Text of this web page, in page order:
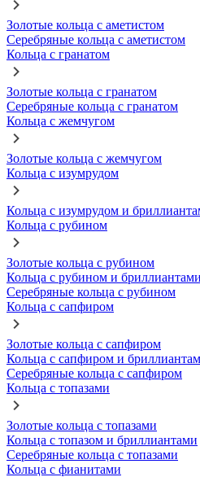
Золотые кольца с аметистом
Серебряные кольца с аметистом
Кольца с гранатом
Золотые кольца с гранатом
Серебряные кольца с гранатом
Кольца с жемчугом
Золотые кольца с жемчугом
Кольца с изумрудом
Кольца с изумрудом и
Кольца с рубином
Золотые кольца с рубином
Кольца с рубином и бриллиантами
Серебряные кольца с рубином
Кольца с сапфиром
Золотые кольца с сапфиром
Кольца с сапфиром и
Серебряные кольца с сапфиром
Кольца с топазами
Золотые кольца с топазами
Кольца с топазом и бриллиантами
Серебряные кольца с топазами
Кольца с фианитами